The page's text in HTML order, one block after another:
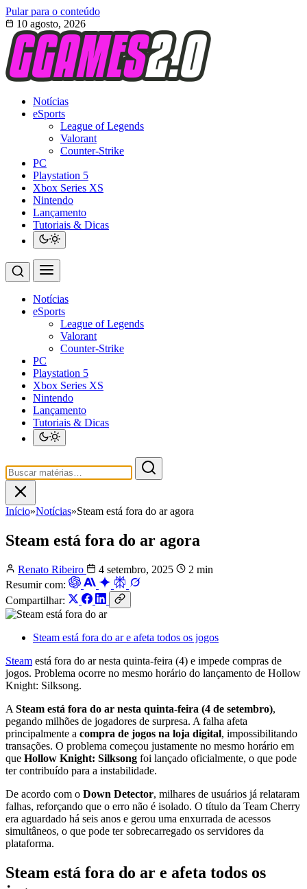
Pular para o conteúdo
10 agosto, 2026
Notícias
eSports
League of Legends
Valorant
Counter-Strike
PC
Playstation 5
Xbox Series XS
Nintendo
Lançamento
Tutoriais & Dicas
Notícias
eSports
League of Legends
Valorant
Counter-Strike
PC
Playstation 5
Xbox Series XS
Nintendo
Lançamento
Tutoriais & Dicas
Início»Notícias»Steam está fora do ar agora
Steam está fora do ar agora
Renato Ribeiro 4 setembro, 2025
2 min
Resumir com:
Compartilhar:
Steam está fora do ar e afeta todos os jogos
Steam está fora do ar nesta quinta-feira (4) e impede compras de
jogos. Problema ocorre no mesmo horário do lançamento de Hollow
Knight: Silksong.
A Steam está fora do ar nesta quinta-feira (4 de setembro),
pegando milhões de jogadores de surpresa. A falha afeta
principalmente a compra de jogos na loja digital, impossibilitando
transações. O problema começou justamente no mesmo horário em
que Hollow Knight: Silksong foi lançado oficialmente, o que pode
ter contribuído para a instabilidade.
De acordo com o Down Detector, milhares de usuários já relataram
falhas, reforçando que o erro não é isolado. O título da Team Cherry
era aguardado há seis anos e gerou uma enxurrada de acessos
simultâneos, o que pode ter sobrecarregado os servidores da
plataforma.
Steam está fora do ar e afeta todos os